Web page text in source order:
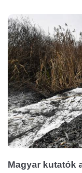
Magyar kutatók